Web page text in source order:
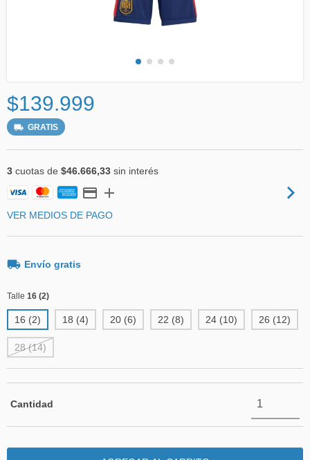
$139.999
GRATIS
3 cuotas de $46.666,33 sin interés
VER MEDIOS DE PAGO
Envío gratis
Talle 16 (2)
16 (2) 18 (4) 20 (6) 22 (8) 24 (10) 26 (12)
28 (14)
Cantidad